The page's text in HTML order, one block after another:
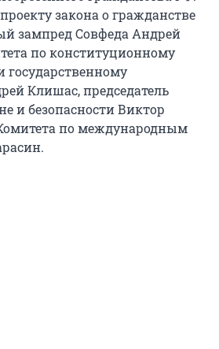
закона о гражданстве
зампред Совфеда Андрей
по конституционному
государственному
Клишас, председатель
и безопасности Виктор
по международным